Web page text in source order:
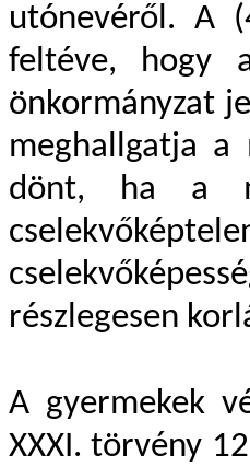
utónevéről. A
feltéve, hogy
önkormányzat
meghallgatja a
dönt, ha a
részlegesen
A gyermekek
XXXI. törvény